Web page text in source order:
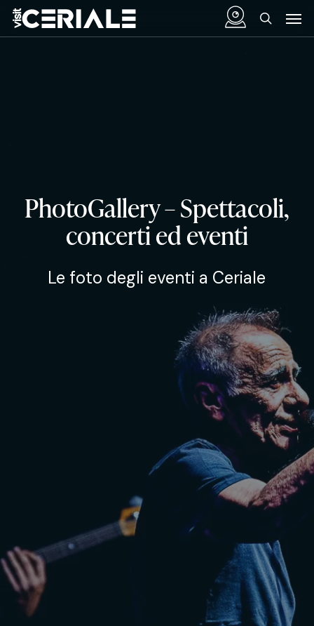
Vai
contenuto
PhotoGallery – Spettacoli,
concerti ed eventi
Le foto degli eventi a Ceriale